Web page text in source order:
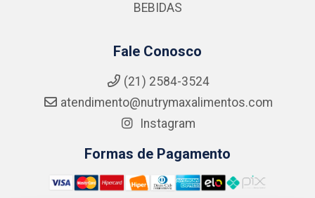
BEBIDAS
Fale Conosco
(21) 2584-3524
atendimento@nutrymaxalimentos.com
Instagram
Formas de Pagamento